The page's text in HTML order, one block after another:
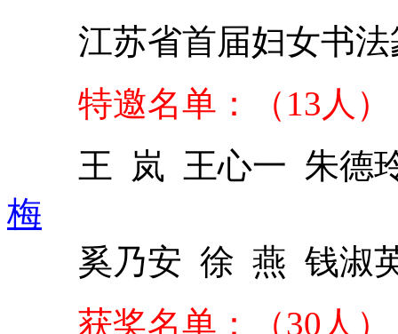
江苏省首届妇女书法
特邀名单：（13人）
王 岚 王心一 朱德
梅
奚乃安 徐 燕 钱淑
获奖名单：（30人）